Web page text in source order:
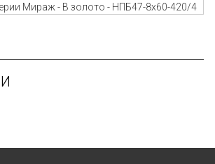
Мираж - В золото - НПБ47-8х60-420/4